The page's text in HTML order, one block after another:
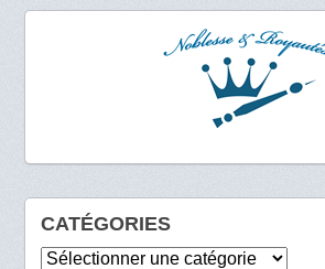
CATÉGORIES
Catégories